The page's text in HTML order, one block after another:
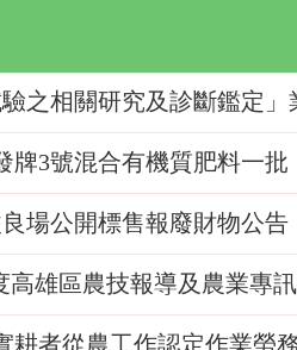
驗之相關研究及診斷鑑定
牌3號混合有機質肥料一批
場公開標售報廢財物公告
高雄區農技報導及農業專
耕者從農工作認定作業勞